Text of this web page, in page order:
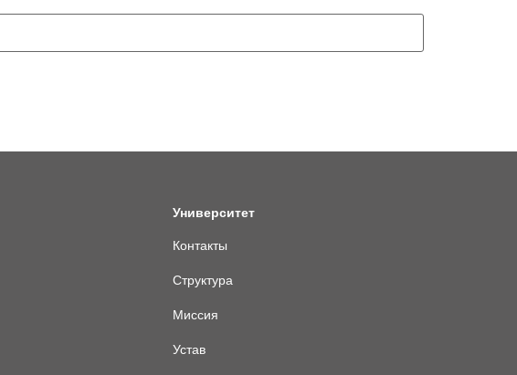
Университет
Контакты
Структура
Миссия
Устав